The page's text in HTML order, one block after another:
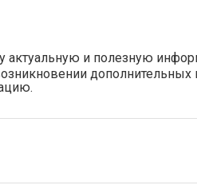
актуальную и полезную
дополнительных